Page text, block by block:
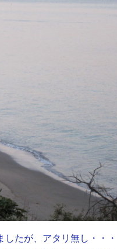
たが、アタリ無し・・・